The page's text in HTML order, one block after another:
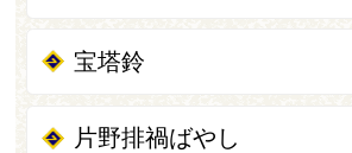
宝塔鈴
片野排禍ばやし